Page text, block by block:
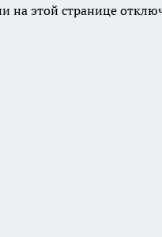
на этой странице